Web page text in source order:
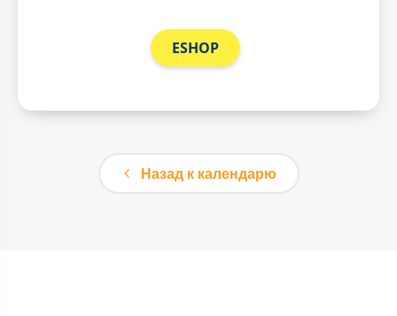
ESHOP
Назад к календарю